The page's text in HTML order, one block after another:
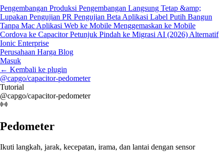
Pengembangan Produksi Pengembangan Langsung Tetap &amp;
Lupakan Pengujian PR Pengujian Beta Aplikasi Label Putih Bangun
Tanpa Mac Aplikasi Web ke Mobile Menggemaskan ke Mobile
Cordova ke CapacitorPetunjuk Pindah ke Migrasi AI (2026) Alternatif
Ionic Enterprise
Perusahaan Harga Blog
Masuk
← Kembali ke plugin
@capgo/capacitor-pedometer
Tutorial
@capgo/capacitor-pedometer
Pedometer
Ikuti langkah, jarak, kecepatan, irama, dan lantai dengan sensor